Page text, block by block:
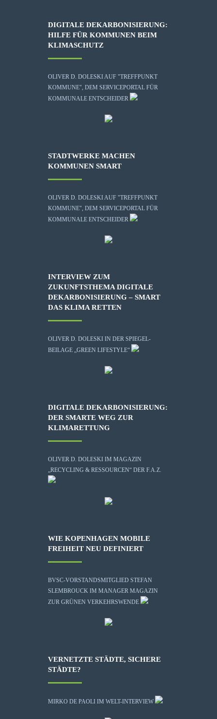
DIGITALE DEKARBONISIERUNG:
HILFE FÜR KOMMUNEN BEIM
KLIMASCHUTZ
OLIVER D. DOLESKI AUF "TREFFPUNKT
KOMMUNE", DEM SERVICEPORTAL FÜR
KOMMUNALE ENTSCHEIDER
STADTWERKE MACHEN
KOMMUNEN SMART
OLIVER D. DOLESKI AUF "TREFFPUNKT
KOMMUNE", DEM SERVICEPORTAL FÜR
KOMMUNALE ENTSCHEIDER
INTERVIEW ZUM
ZUKUNFTSTHEMA DIGITALE
DEKARBONISIERUNG – SMART
DAS KLIMA RETTEN
OLIVER D. DOLESKI IN DER SPIEGEL-
BEILAGE „GREEN LIFESTYLE“
DIGITALE DEKARBONISIERUNG:
DER SMARTE WEG ZUR
KLIMARETTUNG
OLIVER D. DOLESKI IM MAGAZIN
„RECYCLING & RESSOURCEN“ DER F.A.Z.
WIE KOPENHAGEN MOBILE
FREIHEIT NEU DEFINIERT
BVSC-VORSTANDSMITGLIED STEFAN
SLEMBROUCK IM MANAGER MAGAZIN
ZUR GRÜNEN VERKEHRSWENDE
VERNETZTE STÄDTE, SICHERE
STÄDTE?
MIRKO DE PAOLI IM WELT-INTERVIEW